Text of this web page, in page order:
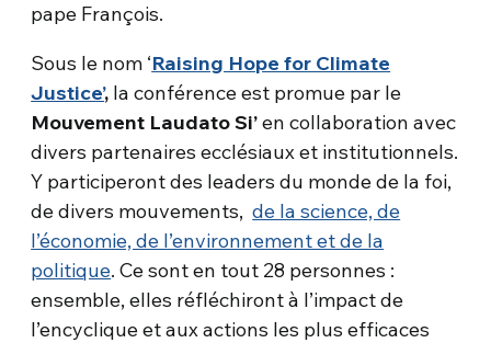
pape François.
Sous le nom ‘Raising Hope for Climate
Justice’, la conférence est promue par le
Mouvement Laudato Si’en collaboration avec
divers partenaires ecclésiaux et institutionnels.
Y participeront des leaders du monde de la foi,
de divers mouvements,de la science, de
l’économie, de l’environnement et de la
politique. Ce sont en tout 28 personnes :
ensemble, elles réfléchiront à l’impact de
l’encyclique et aux actions les plus efficaces